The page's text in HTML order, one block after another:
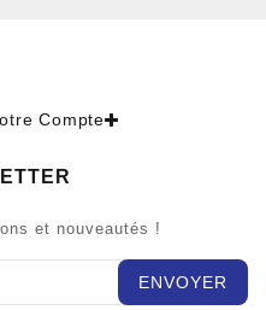
Compte
et nouveautés !